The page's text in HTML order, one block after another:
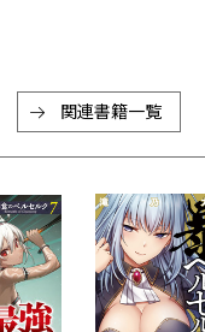
関連書籍一覧